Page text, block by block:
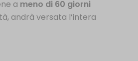
a meno di 60 giorni
andrà versata l’intera